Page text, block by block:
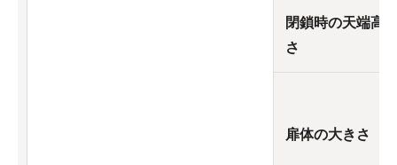
閉鎖時の天端高
さ
扉体の大きさ